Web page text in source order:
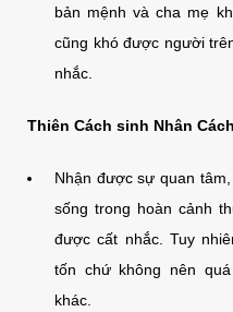
bản mệnh và cha mẹ
cũng khó được người
nhắc.
Thiên Cách sinh Nhân Cách
Nhận được sự quan
sống trong hoàn cảnh
được cất nhắc. Tuy
tốn chứ không nên
khác.